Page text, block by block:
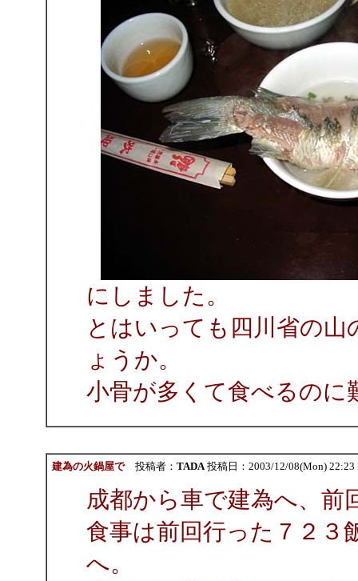
にしました。
とはいっても四川省の
ょうか。
小骨が多くて食べるのに
建為の火鍋屋で投稿者： TADA投稿日：2003/12/08(Mon) 22:23
成都から車で建為へ、前
食事は前回行った７２３
へ。